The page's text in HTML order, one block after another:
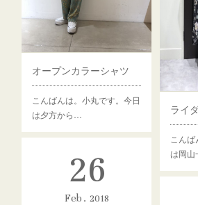
オープンカラーシャツ
こんばんは。小丸です。今日
は夕方から…
ライ
こん
は岡山
26
Feb 2018